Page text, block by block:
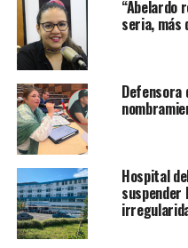
“Abelardo
seria, más
Defensora
Hospital
suspender